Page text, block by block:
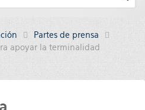
Partes de prensa
apoyar la terminalidad